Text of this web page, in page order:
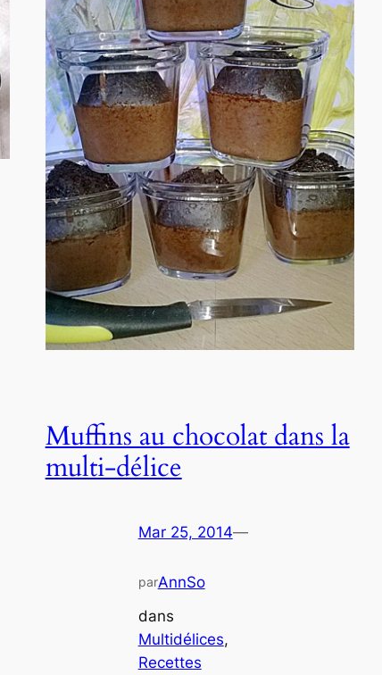
Muffins au chocolat dans la
multi-délice
Mar 25, 2014—
parAnnSo
dans
Multidélices
Recettes